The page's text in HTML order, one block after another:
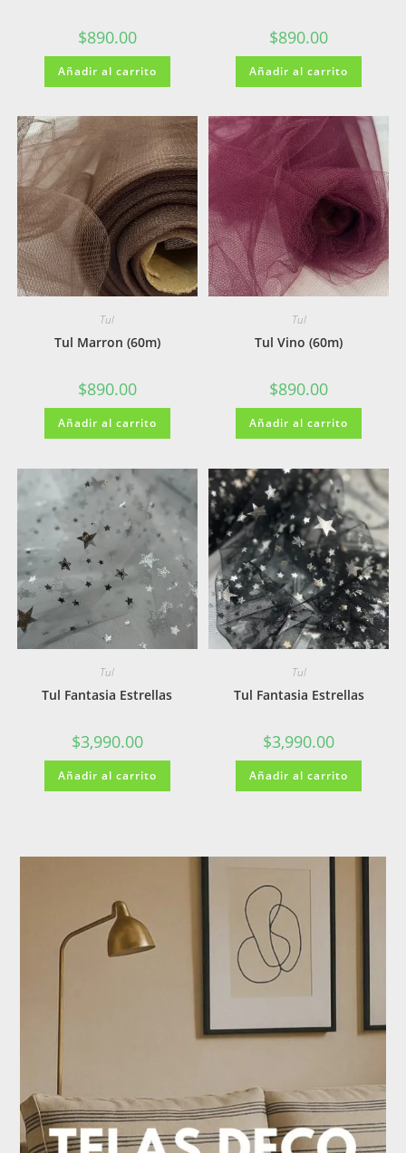
$890.00
Añadir al carrito
$890.00
Añadir al carrito
Tul
Tul Marron (60m)
$890.00
Añadir al carrito
Tul
Tul Vino (60m)
$890.00
Añadir al carrito
Tul
Tul Fantasia Estrellas
$3,990.00
Añadir al carrito
Tul
Tul Fantasia Estrellas
$3,990.00
Añadir al carrito